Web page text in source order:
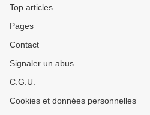
Top articles
Pages
Contact
Signaler un abus
C.G.U.
Cookies et données personnelles